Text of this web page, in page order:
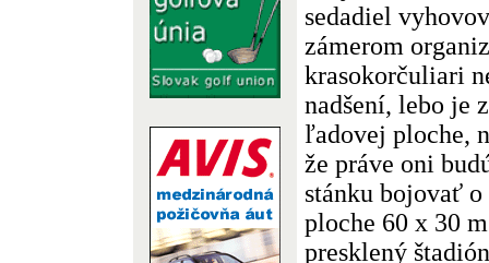
sedadiel
zámerom
krasokorčuliari
nadšení, lebo je
ľadovej ploche,
že práve oni
stánku bojovať
ploche 60 x 30
presklený